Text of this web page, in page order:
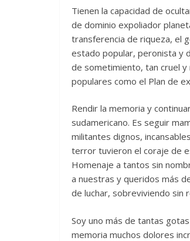
Tienen la capacidad de
de dominio expoliador
transferencia de riqueza, el
estado popular, peronista y
de sometimiento, tan cruel
populares como el Plan de
Rendir la memoria y
sudamericano. Es seguir
militantes dignos,
terror tuvieron el coraje de
Homenaje a tantos sin
a nuestras y queridos más
de luchar, sobreviviendo sin
Soy uno más de tantas
memoria muchos dolores